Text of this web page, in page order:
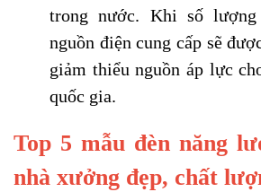
trong nước. Khi số
nguồn điện cung cấp sẽ
giảm thiểu nguồn áp lực
quốc gia.
Top 5 mẫu đèn năng
nhà xưởng đẹp, chất